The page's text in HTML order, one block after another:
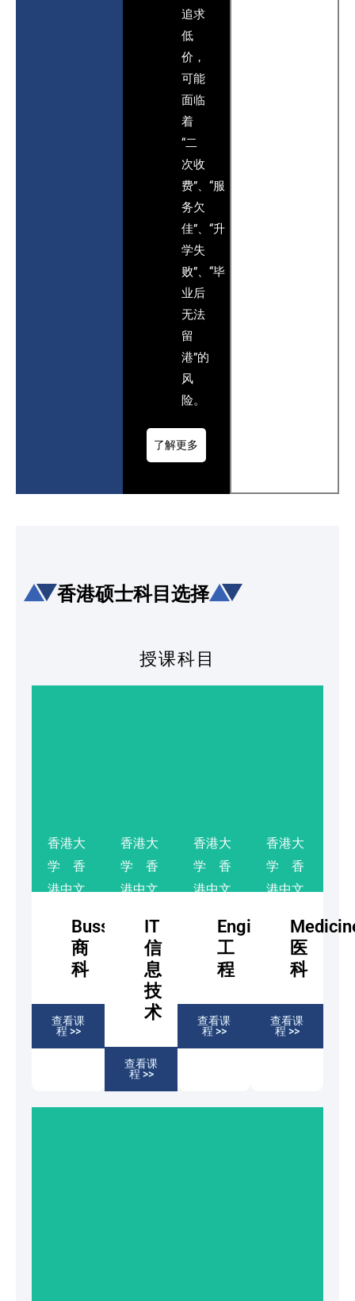
追求
低
价，
可能
面临
着
“二
次收
费”、“服
务欠
佳”、“升
学失
败”、“毕
业后
无法
留
港”的
风
险。
了解更多
香港硕士科目选择
授课科目
香港大
学 香
港中文
香港科
技大
学 香
港理工
大学
香港城
Bussiness
商
科
查看课
程 >>
香港大
学 香
港中文
香港科
学 香
港理工
香港城
市大学
IT
信
息
技
术
查看课
程 >>
香港大
学 香
港中文
香港科
技大
学 香
港理工
大学
香港城
Engineering
工
程
查看课
程 >>
香港大
学 香
港中文
香港科
技大
学 香
港理工
大学
香港城
医
科
查看课
程 >>